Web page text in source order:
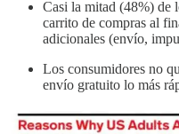
Casi la mitad (48%) de
carrito de compras al
adicionales (envío,
Los consumidores no
envío gratuito lo más